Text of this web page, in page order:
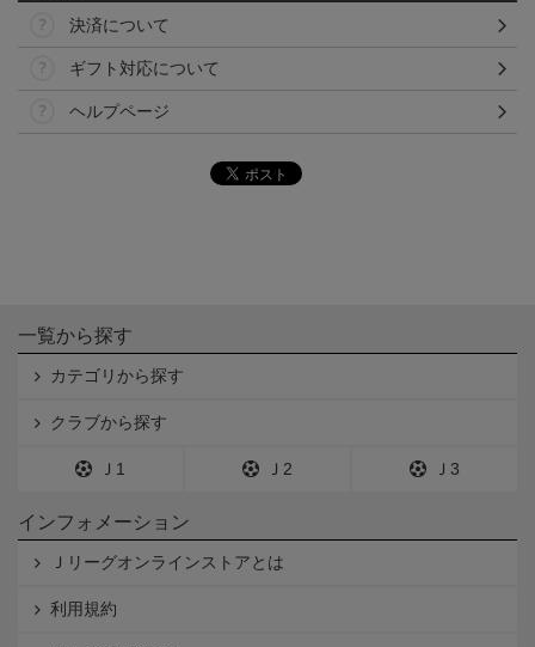
決済について
ギフト対応について
ヘルプページ
一覧から探す
カテゴリから探す
クラブから探す
Ｊ1 Ｊ2 Ｊ3
インフォメーション
Ｊリーグオンラインストアとは
利用規約